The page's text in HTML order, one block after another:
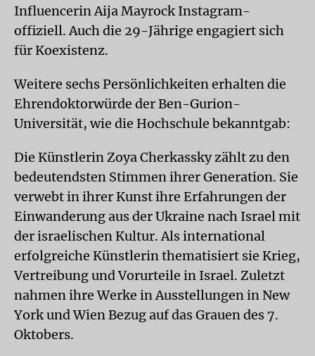
Influencerin Aija Mayrock Instagram-
offiziell. Auch die 29-Jährige engagiert sich
für Koexistenz.
Weitere sechs Persönlichkeiten erhalten die
Ehrendoktorwürde der Ben-Gurion-
Universität, wie die Hochschule bekanntgab:
Die Künstlerin Zoya Cherkassky zählt zu den
bedeutendsten Stimmen ihrer Generation. Sie
verwebt in ihrer Kunst ihre Erfahrungen der
Einwanderung aus der Ukraine nach Israel mit
der israelischen Kultur. Als international
erfolgreiche Künstlerin thematisiert sie Krieg,
Vertreibung und Vorurteile in Israel. Zuletzt
nahmen ihre Werke in Ausstellungen in New
York und Wien Bezug auf das Grauen des 7.
Oktobers.